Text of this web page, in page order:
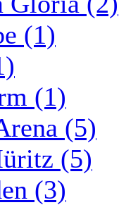
(1)
(1)
(5)
(5)
(3)